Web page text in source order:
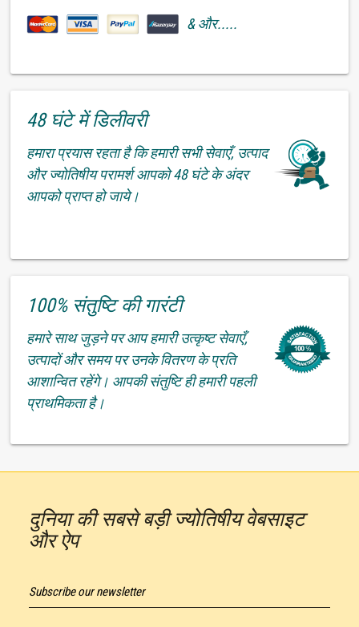
& और.....
48 घंटे में डिलीवरी
हमारा प्रयास रहता है कि हमारी सभी सेवाएँ, उत्पाद
और ज्योतिषीय परामर्श आपको 48 घंटे के अंदर
आपको प्राप्त हो जाये।
100% संतुष्टि की गारंटी
हमारे साथ जुड़ने पर आप हमारी उत्कृष्ट सेवाएँ,
उत्पादों और समय पर उनके वितरण के प्रति
आशान्वित रहेंगे। आपकी संतुष्टि ही हमारी पहली
प्राथमिकता है।
दुनिया की सबसे बड़ी ज्योतिषीय वेबसाइट
और ऐप
Subscribe our newsletter